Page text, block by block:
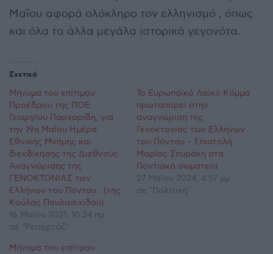
Μαΐου αφορά ολόκληρο τον ελληνισμό , όπως
και όλα τα άλλα μεγάλα ιστορικά γεγονότα.
Σχετικά
Μήνυμα του επίτιμου
Προέδρου της ΠΟΕ
Γεωργίου Παρχαρίδη, για
την 19η Μαΐου Ημέρα
Εθνικής Μνήμης και
διεκδίκησης της Διεθνούς
Αναγνώρισης της
ΓΕΝΟΚΤΟΝΙΑΣ των
Ελλήνων του Πόντου . (της
Κούλας Πουλασιχίδου)
16 Μαΐου 2021, 10:24 πμ
σε "Ρεπορτάζ"
Το Ευρωπαϊκό Λαϊκό Κόμμα
πρωτοπορεί στην
αναγνώριση της
Γενοκτονίας των Ελλήνων
του Πόντου – Επιστολή
Μαρίας Σπυράκη στα
Ποντιακά σωματεία
27 Μαΐου 2024, 4:57 μμ
σε "Πολιτική"
Μήνυμα του επίτιμου